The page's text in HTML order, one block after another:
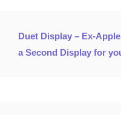
Duet Display – Ex-
a Second Display for